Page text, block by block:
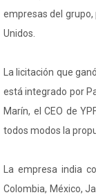
empresas del grupo,
Unidos.
La licitación que
está integrado por
Marín, el CEO de
todos modos la
La empresa india
Colombia, México,